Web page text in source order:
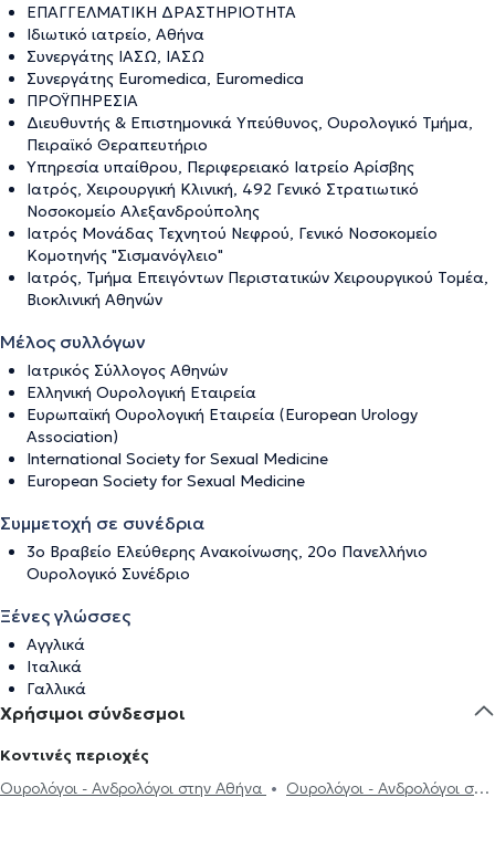
ΕΠΑΓΓΕΛΜΑΤΙΚΗ ΔΡΑΣΤΗΡΙΟΤΗΤΑ
Ιδιωτικό ιατρείο, Αθήνα
Συνεργάτης ΙΑΣΩ, ΙΑΣΩ
Συνεργάτης Euromedica, Euromedica
ΠΡΟΫΠΗΡΕΣΙΑ
Διευθυντής & Επιστημονικά Υπεύθυνος, Ουρολογικό Τμήμα,
Πειραϊκό Θεραπευτήριο
Υπηρεσία υπαίθρου, Περιφερειακό Ιατρείο Αρίσβης
Ιατρός, Χειρουργική Κλινική, 492 Γενικό Στρατιωτικό
Νοσοκομείο Αλεξανδρούπολης
Ιατρός Μονάδας Τεχνητού Νεφρού, Γενικό Νοσοκομείο
Κομοτηνής "Σισμανόγλειο"
Ιατρός, Τμήμα Επειγόντων Περιστατικών Χειρουργικού Τομέα,
Βιοκλινική Αθηνών
Μέλος συλλόγων
Ιατρικός Σύλλογος Αθηνών
Ελληνική Ουρολογική Εταιρεία
Ευρωπαϊκή Ουρολογική Εταιρεία (European Urology
Association)
International Society for Sexual Medicine
European Society for Sexual Medicine
Συμμετοχή σε συνέδρια
3ο Βραβείο Ελεύθερης Ανακοίνωσης, 20ο Πανελλήνιο
Ουρολογικό Συνέδριο
Ξένες γλώσσες
Αγγλικά
Ιταλικά
Γαλλικά
Χρήσιμοι σύνδεσμοι
Κοντινές περιοχές
Ουρολόγοι - Ανδρολόγοι στην Αθήνα
Ουρολόγοι - Ανδρολόγοι στα